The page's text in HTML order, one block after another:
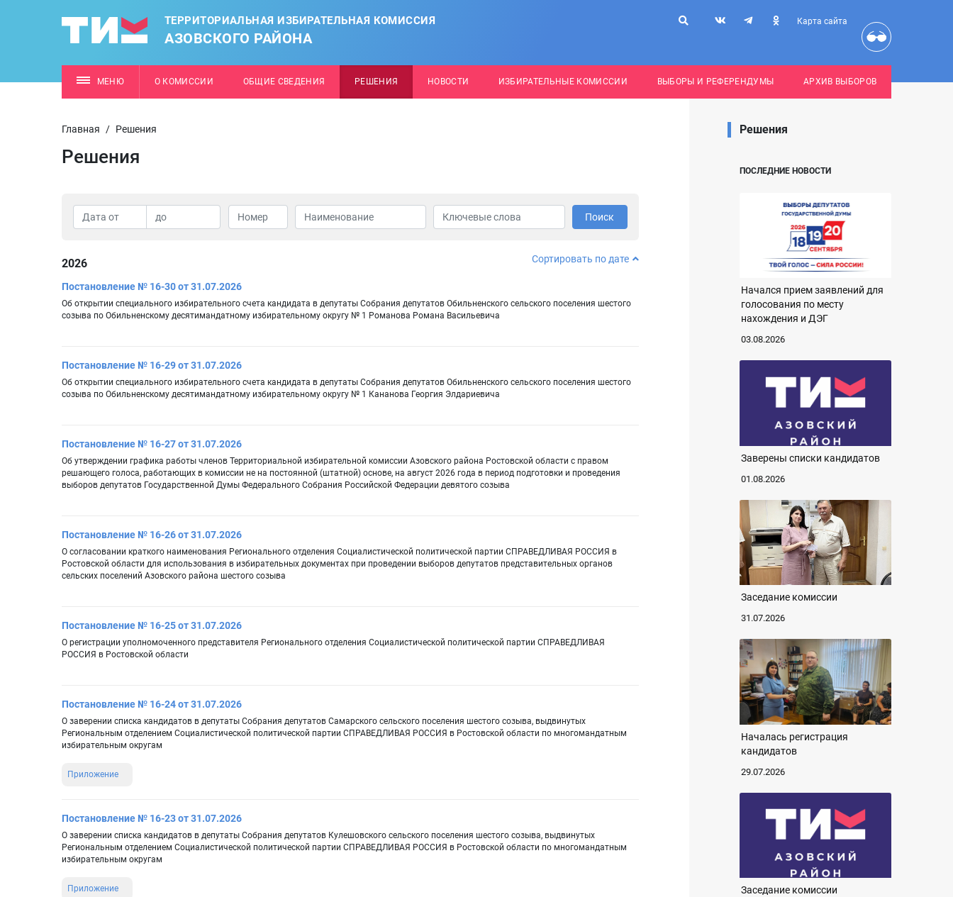
ТЕРРИТОРИАЛЬНАЯ ИЗБИРАТЕЛЬНАЯ КОМИССИЯ
АЗОВСКОГО РАЙОНА
Карта сайта
МЕНЮ О КОМИССИИ ОБЩИЕ СВЕДЕНИЯ РЕШЕНИЯ НОВОСТИ ИЗБИРАТЕЛЬНЫЕ КОМИССИИ ВЫБОРЫ И РЕФЕРЕНДУМЫ АРХИВ ВЫБОРОВ
Главная / Решения
Решения
Поиск
2026 Сортировать по дате
Постановление № 16-30 от 31.07.2026
Об открытии специального избирательного счета кандидата в депутаты Собрания депутатов Обильненского сельского поселения шестого
созыва по Обильненскому десятимандатному избирательному округу № 1 Романова Романа Васильевича
Постановление № 16-29 от 31.07.2026
Об открытии специального избирательного счета кандидата в депутаты Собрания депутатов Обильненского сельского поселения шестого
созыва по Обильненскому десятимандатному избирательному округу № 1 Кананова Георгия Элдариевича
Постановление № 16-27 от 31.07.2026
Об утверждении графика работы членов Территориальной избирательной комиссии Азовского района Ростовской области с правом
решающего голоса, работающих в комиссии не на постоянной (штатной) основе, на август 2026 года в период подготовки и проведения
выборов депутатов Государственной Думы Федерального Собрания Российской Федерации девятого созыва
Постановление № 16-26 от 31.07.2026
О согласовании краткого наименования Регионального отделения Социалистической политической партии СПРАВЕДЛИВАЯ РОССИЯ в
Ростовской области для использования в избирательных документах при проведении выборов депутатов представительных органов
сельских поселений Азовского района шестого созыва
Постановление № 16-25 от 31.07.2026
О регистрации уполномоченного представителя Регионального отделения Социалистической политической партии СПРАВЕДЛИВАЯ
РОССИЯ в Ростовской области
Постановление № 16-24 от 31.07.2026
О заверении списка кандидатов в депутаты Собрания депутатов Самарского сельского поселения шестого созыва, выдвинутых
Региональным отделением Социалистической политической партии СПРАВЕДЛИВАЯ РОССИЯ в Ростовской области по многомандатным
избирательным округам
Приложение
Постановление № 16-23 от 31.07.2026
О заверении списка кандидатов в депутаты Собрания депутатов Кулешовского сельского поселения шестого созыва, выдвинутых
Региональным отделением Социалистической политической партии СПРАВЕДЛИВАЯ РОССИЯ в Ростовской области по многомандатным
избирательным округам
Приложение
Решения
ПОСЛЕДНИЕ НОВОСТИ
Начался прием заявлений для
голосования по месту
нахождения и ДЭГ
03.08.2026
Заверены списки кандидатов
01.08.2026
Заседание комиссии
31.07.2026
Началась регистрация
кандидатов
29.07.2026
Заседание комиссии